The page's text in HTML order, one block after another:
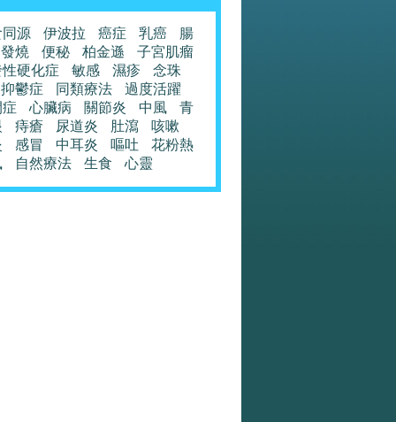
源 伊波拉 癌症 乳癌
腸
發燒
便秘 柏金遜
子宮肌瘤
硬化症
敏感 濕疹
念珠
抑鬱症
同類療法
過度活躍
心臟病 關節炎 中風
青
痔瘡 尿道炎 肚瀉
咳嗽
感冒 中耳炎 嘔吐
花粉熱
自然療法 生食 心靈